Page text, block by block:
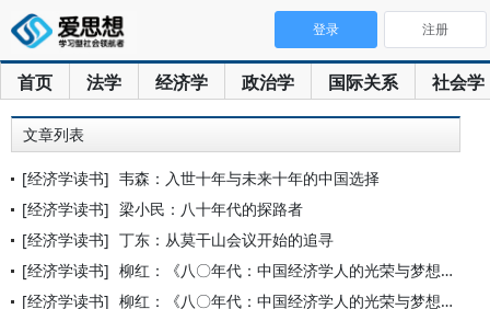
首页 法学 经济学 政治学 国际关系 社会学
登录 注册
文章列表
[经济学读书] 韦森：入世十年与未来十年的中国选择
[经济学读书] 梁小民：八十年代的探路者
[经济学读书] 丁东：从莫干山会议开始的追寻
[经济学读书] 柳红：《八〇年代：中国经济学人的光荣与梦想》楔子
[经济学读书] 柳红：《八〇年代：中国经济学人的光荣与梦想》自序